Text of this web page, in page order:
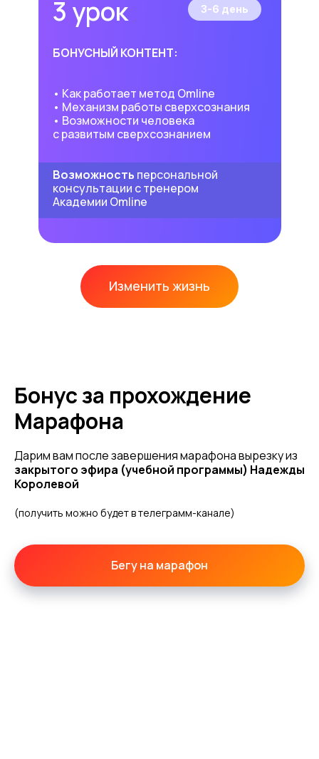
3 урок
БОНУСНЫЙ КОНТЕНТ:
• Как работает метод Omline
• Механизм работы сверхсознания
• Возможности человека
с развитым сверхсознанием
Возможность персональной
консультации с тренером
Академии Omline
3-6 день
Изменить жизнь
Бонус за прохождение
Марафона
Дарим вам после завершения марафона вырезку из
закрытого эфира (учебной программы) Надежды
Королевой
(получить можно будет в телеграмм-канале)
Бегу на марафон